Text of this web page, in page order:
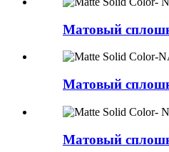
Матовый
Матовый
Матовый